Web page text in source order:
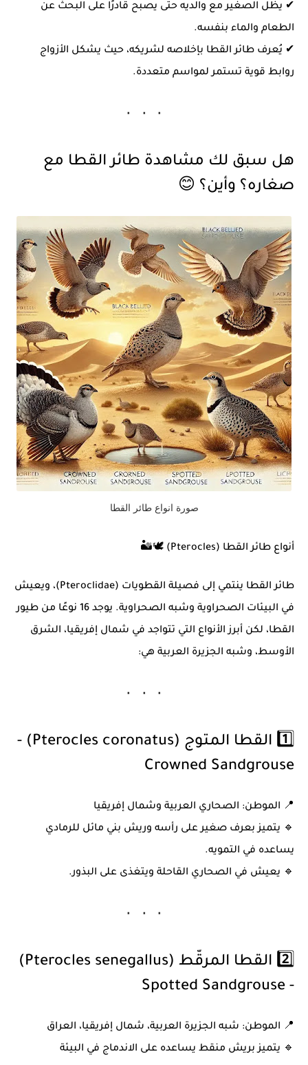
✔ يظل الصغير مع والديه حتى يصبح قادرًا على البحث عن
الطعام والماء بنفسه.
✔ يُعرف طائر القطا بإخلاصه لشريكه، حيث يشكل الأزواج
روابط قوية تستمر لمواسم متعددة.
هل سبق لك مشاهدة طائر القطا مع
صغاره؟ وأين؟ 😊
صورة انواع طائر القطا
أنواع طائر القطا (Pterocles) 🕊️🏜️
طائر القطا ينتمي إلى فصيلة القطويات (Pteroclidae)
، ويعيش
في البيئات الصحراوية وشبه الصحراوية. يوجد 16 نوعًا
من طيور
القطا، لكن أبرز الأنواع التي تتواجد في شمال إفريقيا، الشرق
الأوسط، وشبه الجزيرة العربية هي:
1️⃣ القطا المتوج (Pterocles coronatus) -
Crowned Sandgrouse
📍 الموطن: الصحاري العربية وشمال إفريقيا
🔹 يتميز بعرف صغير على رأسه وريش بني مائل للرمادي
يساعده في التمويه.
🔹 يعيش في الصحاري القاحلة ويتغذى على البذور.
2️⃣ القطا المرقّط (Pterocles senegallus)
- Spotted Sandgrouse
📍 الموطن: شبه الجزيرة العربية، شمال إفريقيا، العراق
🔹 يتميز بريش منقط يساعده على الاندماج في البيئة